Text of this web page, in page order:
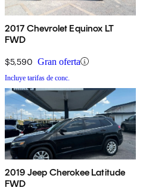
2017 Chevrolet Equinox LT
FWD
$5,590 Gran oferta
Incluye tarifas de conc.
2019 Jeep Cherokee Latitude
FWD